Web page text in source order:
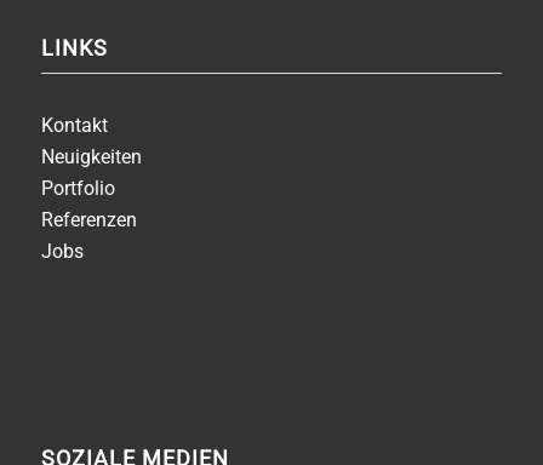
LINKS
Kontakt
Neuigkeiten
Portfolio
Referenzen
Jobs
SOZIALE MEDIEN